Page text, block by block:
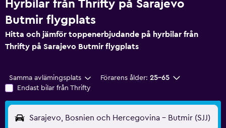
Hyrbilar från Thrifty på Sarajevo
Butmir flygplats
Hitta och jämför toppenerbjudande på hyrbilar från
Thrifty på Sarajevo Butmir flygplats
Samma avlämingsplats Förarens ålder: 25-65
Endast bilar från Thrifty
Sarajevo, Bosnien och Hercegovina - Butmir (SJJ)